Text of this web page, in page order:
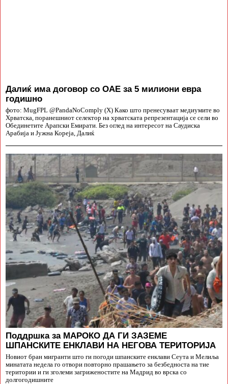
Далиќ има договор со ОАЕ за 5 милиони евра
годишно
фото: MugFPL @PandaNoComply (X) Како што пренесуваат медиумите во
Хрватска, поранешниот селектор на хрватската репрезентација се сели во
Обединетите Арапски Емирати. Без оглед на интересот на Саудиска
Арабија и Јужна Кореја, Далиќ
Поддршка за МАРОКО ДА ГИ ЗАЗЕМЕ
ШПАНСКИТЕ ЕНКЛАВИ НА НЕГОВА ТЕРИТОРИЈА
Новиот бран мигранти што ги погоди шпанските енклави Сеута и Мелиља
минатата недела го отвори повторно прашањето за безбедноста на тие
територии и ги зголеми загриженостите на Мадрид во врска со
долгогодишните